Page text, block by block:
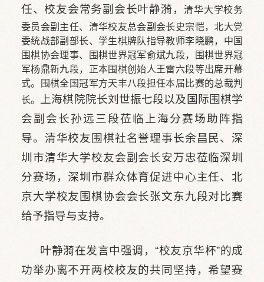
任、校友会常务副会长叶静漪，清华大学校务
委员会副主任、清华校友总会副会长史宗恺，北大党
委统战部副部长、学生棋牌队指导教师李晓鹏，中国
围棋协会理事、围棋世界冠军俞斌九段，围棋世界冠
军杨鼎新九段，正本围棋创始人王雷六段等出席开幕
式。围棋全国冠军方天丰八段担任本届比赛的总裁判
长。 上海棋院院长刘世振七段以及国际围棋学
会副会长孙远三段莅临上海分赛场助阵指
导。清华校友围棋社名誉理事长余昌民、深
圳市清华大学校友会副会长安万忠莅临深圳
分赛场，深圳市群众体育促进中心主任、北
京大学校友围棋协会会长张文东九段对比赛
给予指导与支持。
叶静漪在发言中强调，“校友京华杯”的成
功举办离不开两校校友的共同坚持，希望赛